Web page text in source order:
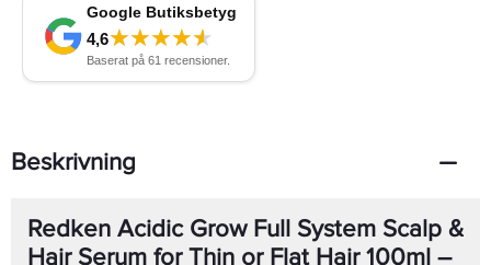
Beskrivning
Redken Acidic Grow Full System Scalp &
Hair Serum for Thin or Flat Hair 100ml –